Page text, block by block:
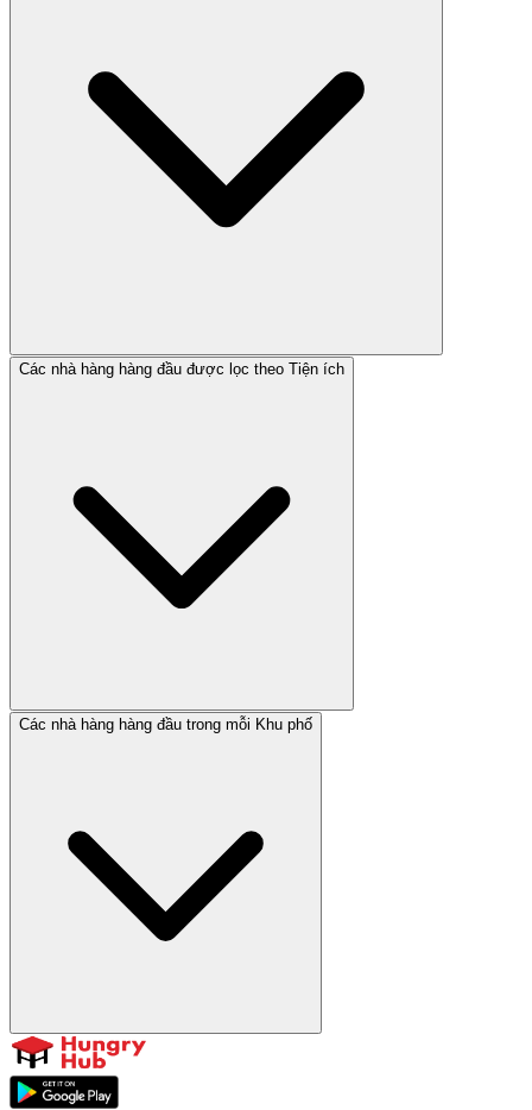
Các nhà hàng hàng đầu được lọc theo Tiện ích
Các nhà hàng hàng đầu trong mỗi Khu phố